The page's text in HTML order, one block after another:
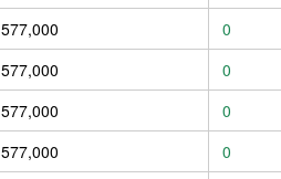
577,000 0
577,000 0
577,000 0
577,000 0